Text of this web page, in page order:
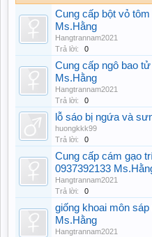
Cung cấp bột vỏ
Ms.Hằng
Hangtrannam2021
Trả lời:
0
Cung cấp ngô bao
Ms.Hằng
Hangtrannam2021
Trả lời:
0
lỗ sáo bị ngứa và
huongkkk99
Trả lời:
0
Cung cấp cám gạo
0937392133
Hangtrannam2021
Trả lời:
0
giống khoai môn
Ms.Hằng
Hangtrannam2021